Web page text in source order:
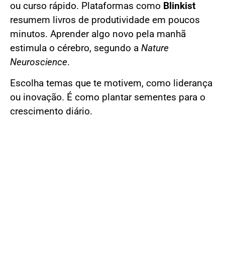
ou curso rápido. Plataformas como Blinkist
resumem livros de produtividade em poucos
minutos. Aprender algo novo pela manhã
estimula o cérebro, segundo a Nature
Neuroscience.
Escolha temas que te motivem, como liderança
ou inovação. É como plantar sementes para o
crescimento diário.